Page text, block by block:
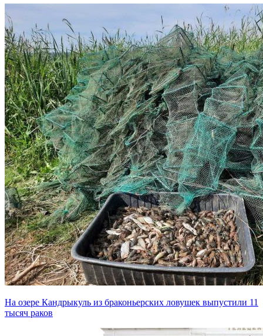
На озере Кандрыкуль из браконьерских ловушек выпустили 11
тысяч раков